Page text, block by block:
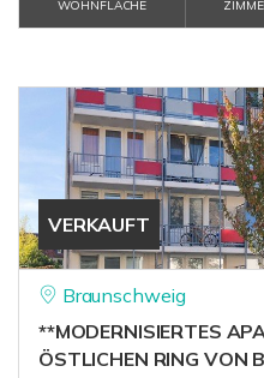
WOHNFLÄCHE
VERKAUFT
Braunschweig
**MODERNISIERTES
ÖSTLICHEN RING VON